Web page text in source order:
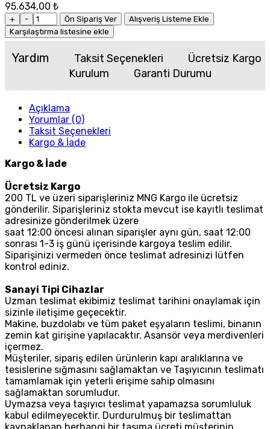
95.634,00 ₺
+ - Ön Sipariş Ver
Alışveriş Listeme Ekle
Karşılaştırma listesine ekle
Yardım Taksit Seçenekleri
Ücretsiz Kargo
Kurulum
Garanti Durumu
Açıklama
Yorumlar (0)
Taksit Seçenekleri
Kargo & İade
Kargo & İade
Ücretsiz Kargo
200 TL ve üzeri siparişleriniz MNG Kargo ile ücretsiz
gönderilir. Siparişleriniz stokta mevcut ise kayıtlı teslimat
adresinize gönderilmek üzere
saat 12:00 öncesi alınan siparişler aynı gün, saat 12:00
sonrası 1-3 iş günü içerisinde kargoya teslim edilir.
Siparişinizi vermeden önce teslimat adresinizi lütfen
kontrol ediniz.
Sanayi Tipi Cihazlar
Uzman teslimat ekibimiz teslimat tarihini onaylamak için
sizinle iletişime geçecektir.
Makine, buzdolabı ve tüm paket eşyaların teslimi, binanın
zemin kat girişine yapılacaktır. Asansör veya merdivenleri
içermez.
Müşteriler, sipariş edilen ürünlerin kapı aralıklarına ve
tesislerine sığmasını sağlamaktan ve Taşıyıcının teslimatı
tamamlamak için yeterli erişime sahip olmasını
sağlamaktan sorumludur.
Uymazsa veya taşıyıcı teslimat yapamazsa sorumluluk
kabul edilmeyecektir. Durdurulmuş bir teslimattan